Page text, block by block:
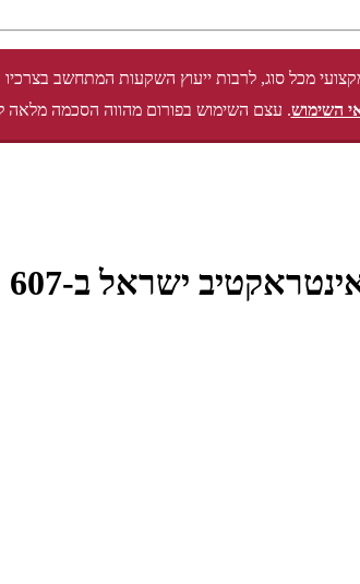
מכל סוג, לרבות ייעוץ השקעות המתחשב
השימוש. עצם השימוש בפורום מהווה הסכמה מלאה
ישראל ב-607 אלף ש"ח"